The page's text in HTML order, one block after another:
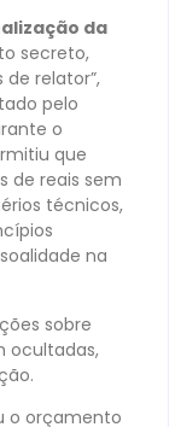
da
secreto,
relator”,
pelo
o
que
de reais sem
técnicos,
na
sobre
ocultadas,
o orçamento